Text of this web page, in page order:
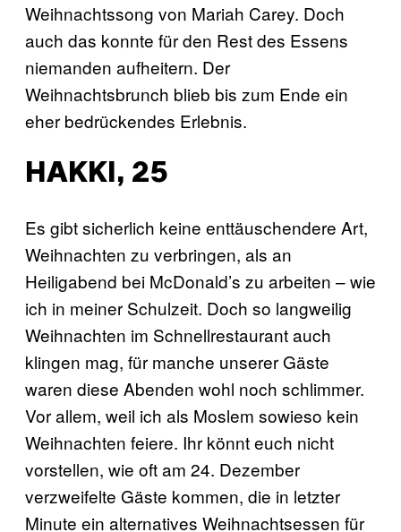
Weihnachtssong von Mariah Carey. Doch
auch das konnte für den Rest des Essens
niemanden aufheitern. Der
Weihnachtsbrunch blieb bis zum Ende ein
eher bedrückendes Erlebnis.
HAKKI, 25
Es gibt sicherlich keine enttäuschendere Art,
Weihnachten zu verbringen, als an
Heiligabend bei McDonald’s zu arbeiten – wie
ich in meiner Schulzeit. Doch so langweilig
Weihnachten im Schnellrestaurant auch
klingen mag, für manche unserer Gäste
waren diese Abenden wohl noch schlimmer.
Vor allem, weil ich als Moslem sowieso kein
Weihnachten feiere. Ihr könnt euch nicht
vorstellen, wie oft am 24. Dezember
verzweifelte Gäste kommen, die in letzter
Minute ein alternatives Weihnachtsessen für